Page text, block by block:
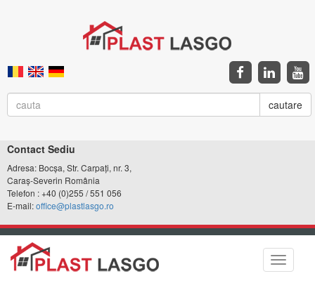
cautare
Contact Sediu
Adresa: Bocșa, Str. Carpați, nr. 3,
Caraș-Severin România
Telefon : +40 (0)255 / 551 056
E-mail:office@plastlasgo.ro